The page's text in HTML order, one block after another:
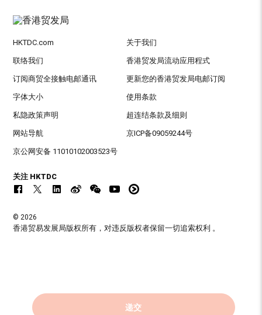
递交
HKTDC.com 关于我们
联络我们 香港贸发局流动应用程式
订阅商贸全接触电邮通讯 更新您的香港贸发局电邮订阅
字体大小 使用条款
私隐政策声明 超连结条款及细则
网站导航 京ICP备09059244号
京公网安备 11010102003523号
关注 HKTDC
© 2026
香港贸易发展局版权所有，对违反版权者保留一切追索权利 。